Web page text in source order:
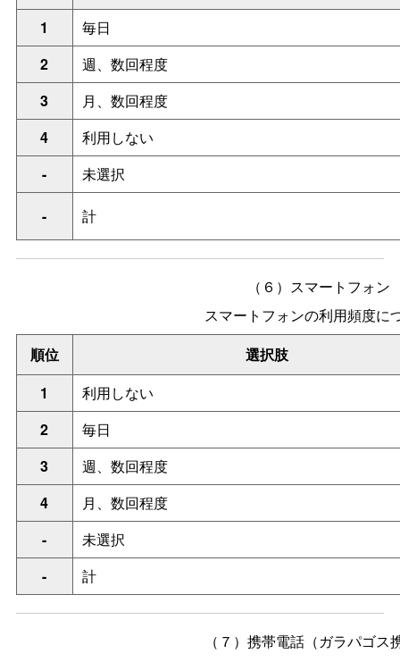
1
毎日
2
週、数回程度
3
月、数回程度
4
利用しない
-
未選択
- 計
（６）スマートフォン
スマートフォンの利用頻度に
順位
選択肢
1
利用しない
2
毎日
3
週、数回程度
4
月、数回程度
-
未選択
-
計
（７）携帯電話（ガラパゴス